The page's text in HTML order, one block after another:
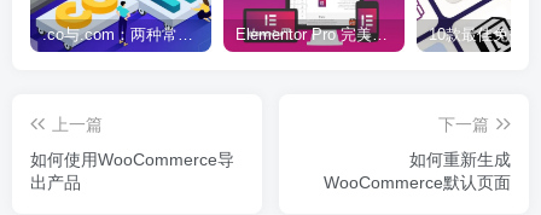
.co与.com：两种常用域名后缀名完全指南 Elementor Pro 完美汉化中文版（含全套模板）|可视化编辑页面自定义设计WordPress插件
上一篇
如何使用WooCommerce导
出产品
下一篇
如何重新生成
WooCommerce默认页面